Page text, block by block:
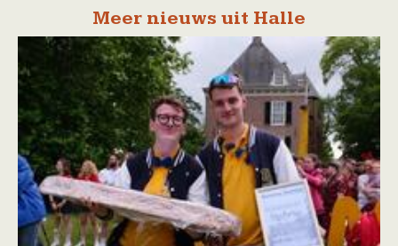
Meer nieuws uit Halle